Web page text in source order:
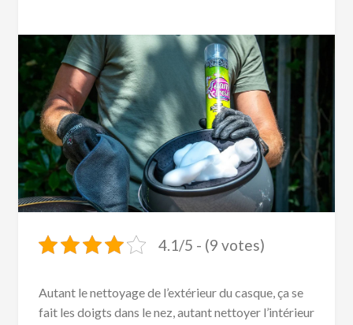
4.1/5 - (9 votes)
Autant le nettoyage de l’extérieur du casque, ça se
fait les doigts dans le nez, autant nettoyer l’intérieur